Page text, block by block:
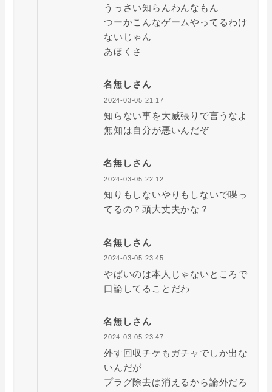
うっさい知らんわんなもん
つーかこんなゲームやってるわけ
ないじゃん
あほくさ
名無しさん
2024-03-05 21:17
知らない事を大威張りで言うなよ
無知は自分が悪いんだぞ
名無しさん
2024-03-05 22:12
知りもしないやりもしないで喋っ
てるの？頭大丈夫かな？
名無しさん
2024-03-05 23:45
やばいのは本人じゃないところで
口論してることだわ
名無しさん
2024-03-05 23:47
外す回収チケもガチャでしか出な
いんだが
プラグ除去は消えるから論外だろ